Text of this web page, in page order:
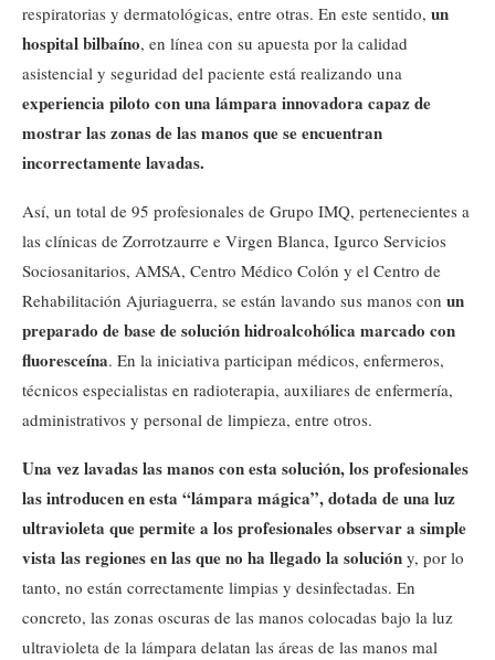
respiratorias y dermatológicas, entre otras. En este sentido, un
hospital bilbaíno, en línea con su apuesta por la calidad
asistencial y seguridad del paciente está realizando una
experiencia piloto con una lámpara innovadora capaz de
mostrar las zonas de las manos que se encuentran
incorrectamente lavadas.
Así, un total de 95 profesionales de Grupo IMQ, pertenecientes a
las clínicas de Zorrotzaurre e Virgen Blanca, Igurco Servicios
Sociosanitarios, AMSA, Centro Médico Colón y el Centro de
Rehabilitación Ajuriaguerra, se están lavando sus manos con un
preparado de base de solución hidroalcohólica marcado con
fluoresceína. En la iniciativa participan médicos, enfermeros,
técnicos especialistas en radioterapia, auxiliares de enfermería,
administrativos y personal de limpieza, entre otros.
Una vez lavadas las manos con esta solución, los profesionales
las introducen en esta “lámpara mágica”, dotada de una luz
ultravioleta que permite a los profesionales observar a simple
vista las regiones en las que no ha llegado la solución y, por lo
tanto, no están correctamente limpias y desinfectadas. En
concreto, las zonas oscuras de las manos colocadas bajo la luz
ultravioleta de la lámpara delatan las áreas de las manos mal